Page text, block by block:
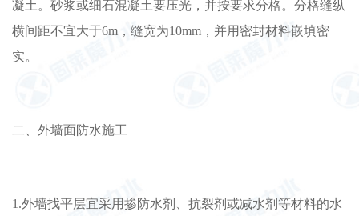
凝土。砂浆或细石混凝土要压光，并按要求分格。分格缝纵
横间距不宜大于6m，缝宽为10mm，并用密封材料嵌填密
实。
二、外墙面防水施工
1.外墙找平层宜采用掺防水剂、抗裂剂或减水剂等材料的水